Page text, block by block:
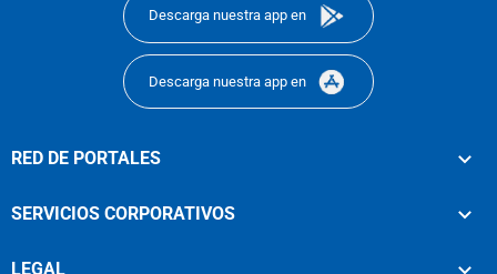
Descarga nuestra app en
Descarga nuestra app en
RED DE PORTALES
SERVICIOS CORPORATIVOS
LEGAL